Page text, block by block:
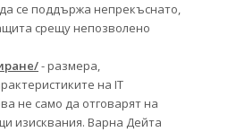
се поддържа непрекъснато,
срещу непозволено
- размера,
на IT
не само да отговарят на
изисквания. Варна Дейта